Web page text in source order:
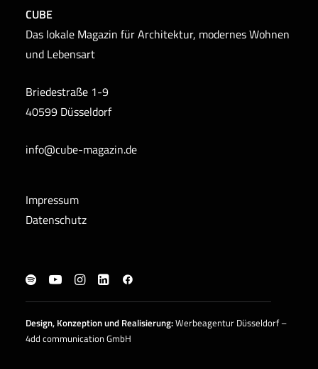
CUBE
Das lokale Magazin für Architektur, modernes Wohnen
und Lebensart
Briedestraße 1-9
40599 Düsseldorf
info@cube-magazin.de
Impressum
Datenschutz
Design, Konzeption und Realisierung:Werbeagentur Düsseldorf –
4dd communication GmbH